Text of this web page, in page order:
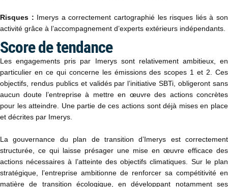
Risques : Imerys a correctement cartographié les risques liés à son
activité grâce à l’accompagnement d’experts extérieurs indépendants.
Score de tendance
Les engagements pris par Imerys sont relativement ambitieux, en
particulier en ce qui concerne les émissions des scopes 1 et 2. Ces
objectifs, rendus publics et validés par l’initiative SBTi, obligeront sans
aucun doute l’entreprise à mettre en œuvre des actions concrètes
pour les atteindre. Une partie de ces actions sont déjà mises en place
et décrites par Imerys.
La gouvernance du plan de transition d’Imerys est correctement
structurée, ce qui laisse présager une mise en œuvre efficace des
actions nécessaires à l’atteinte des objectifs climatiques. Sur le plan
stratégique, l’entreprise ambitionne de renforcer sa compétitivité en
matière de transition écologique, en développant notamment ses